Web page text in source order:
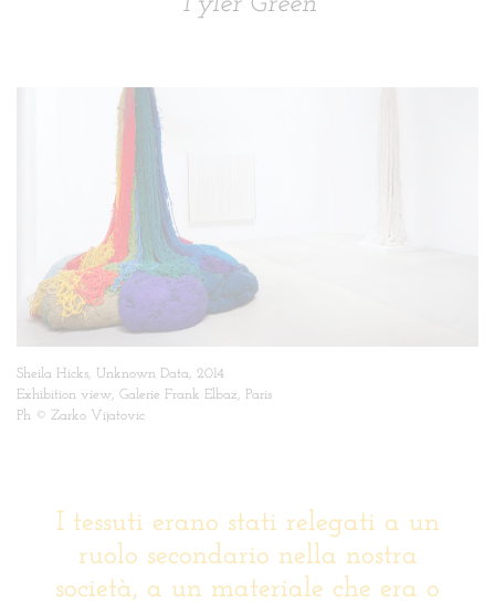
Sheila Hicks, Unknown Data, 2014
Exhibition view, Galerie Frank Elbaz, Paris
Ph © Zarko Vijatovic
I tessuti erano stati relegati a un
ruolo secondario nella nostra
società, a un materiale che era o